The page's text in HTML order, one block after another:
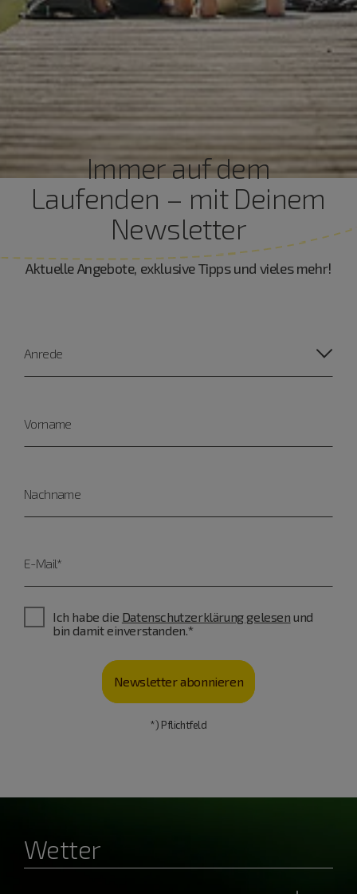
Immer auf dem
Laufenden – mit Deinem
Newsletter
Aktuelle Angebote, exklusive Tipps und vieles mehr!
Anrede
Vorname
Nachname
E-Mail*
Ich habe die Datenschutzerklärung gelesen und
bin damit einverstanden.*
Newsletter abonnieren
*) Pflichtfeld
Wetter